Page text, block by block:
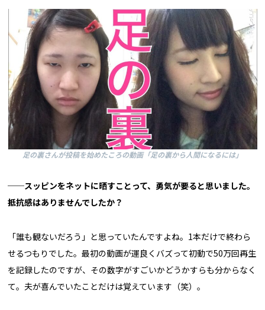
足の裏さんが投稿を始めたころの動画「足の裏から人間になるには」
──スッピンをネットに晒すことって、勇気が要ると思いました。
抵抗感はありませんでしたか？
「誰も観ないだろう」と思っていたんですよね。1本だけで終わら
せるつもりでした。最初の動画が運良くバズって初動で50万回再生
を記録したのですが、その数字がすごいかどうかすらも分からなく
て。夫が喜んでいたことだけは覚えています（笑）。